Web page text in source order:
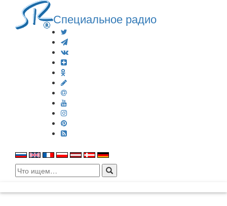
Специальное радио
Search
for: